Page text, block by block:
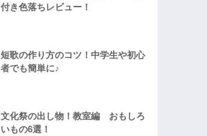
付き色落ちレビュー！
短歌の作り方のコツ！中学生や初心
者でも簡単に♪
文化祭の出し物！教室編 おもしろ
いもの6選！